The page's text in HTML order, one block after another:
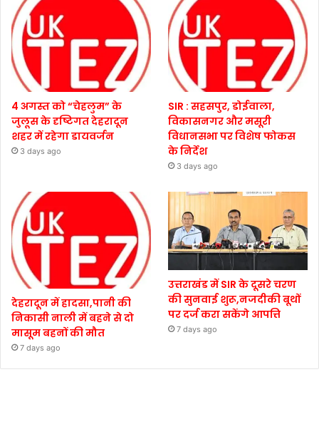
4 अगस्त को “चेहलुम” के
जुलूस के दृष्टिगत देहरादून
शहर में रहेगा डायवर्जन
3 days ago
SIR : सहसपुर, डोईवाला,
विकासनगर और मसूरी
विधानसभा पर विशेष फोकस
के निर्देश
3 days ago
देहरादून में हादसा,पानी की
निकासी नाली में बहने से दो
मासूम बहनों की मौत
7 days ago
उत्तराखंड में SIR के दूसरे चरण
की सुनवाई शुरू,नजदीकी बूथों
पर दर्ज करा सकेंगे आपत्ति
7 days ago